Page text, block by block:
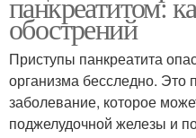
обострений
Приступы панкреатита
организма бесследно. Это
заболевание, которое
поджелудочной железы и